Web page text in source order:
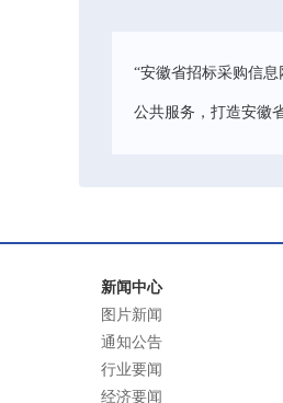
“安徽省招标采购信
公共服务，打造安徽
新闻中心
图片新闻
通知公告
行业要闻
经济要闻